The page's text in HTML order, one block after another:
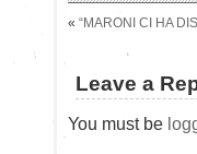
« “MARONI CI HA
Leave a
You must be